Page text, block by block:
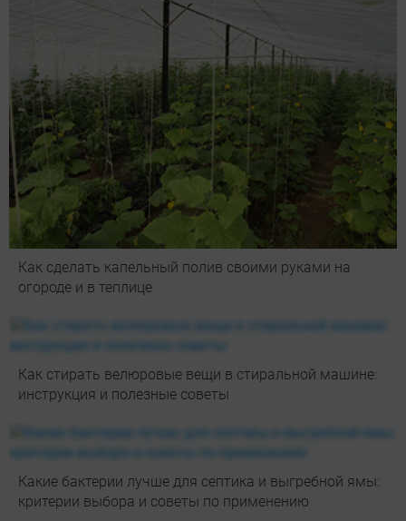
Как сделать капельный полив своими руками на
огороде и в теплице
Как стирать велюровые вещи в стиральной машине:
инструкция и полезные советы
Какие бактерии лучше для септика и выгребной ямы:
критерии выбора и советы по применению